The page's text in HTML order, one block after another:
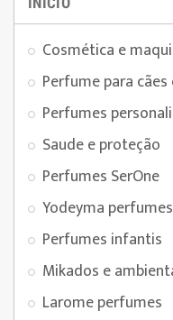
Cosmética e
Perfume para
Perfumes
Saude e proteção
Perfumes SerOne
Yodeyma perfumes
Perfumes infantis
Mikados e
Larome perfumes